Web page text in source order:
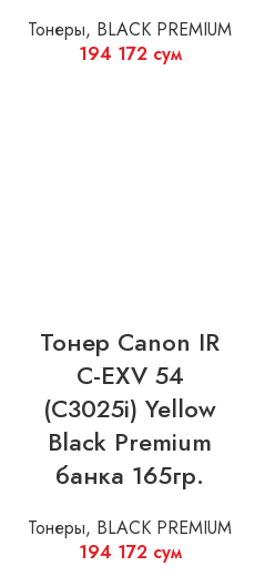
Тонеры, BLACK PREMIUM
194 172 сум
Тонер Canon IR
C-EXV 54
(C3025i) Yellow
Black Premium
банка 165гр.
Тонеры, BLACK PREMIUM
194 172 сум